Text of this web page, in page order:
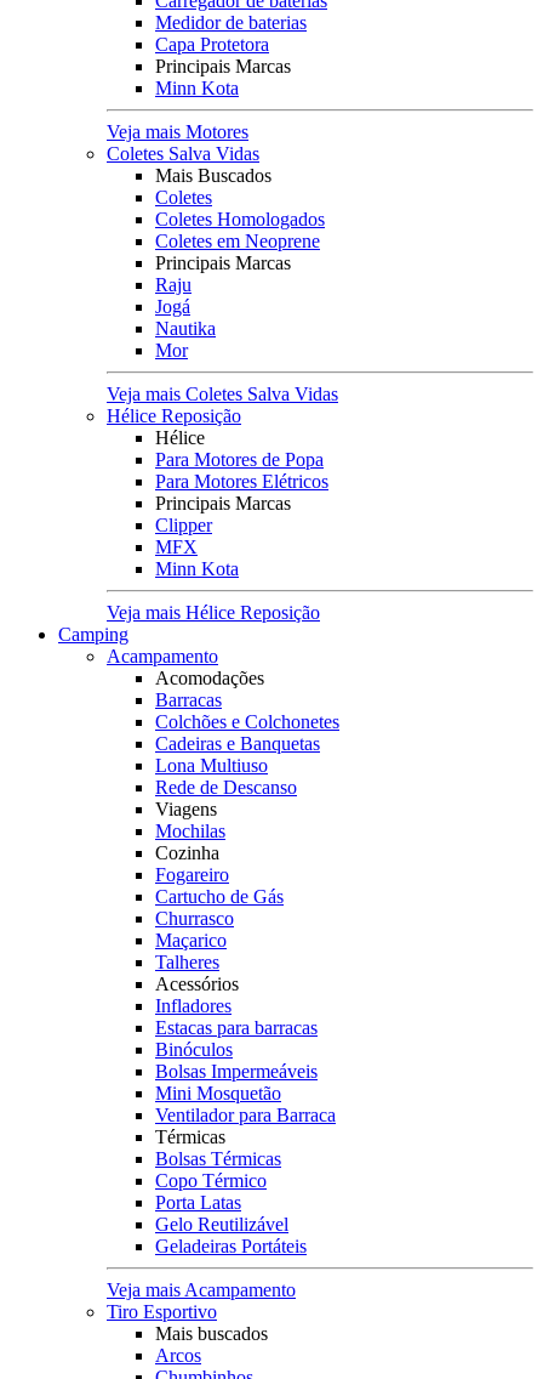
Medidor de baterias
Capa Protetora
Principais Marcas
Minn Kota
Veja mais Motores
Coletes Salva Vidas
Mais Buscados
Coletes
Coletes Homologados
Coletes em Neoprene
Principais Marcas
Raju
Jogá
Nautika
Mor
Veja mais Coletes Salva Vidas
Hélice Reposição
Hélice
Para Motores de Popa
Para Motores Elétricos
Principais Marcas
Clipper
MFX
Minn Kota
Veja mais Hélice Reposição
Camping
Acampamento
Acomodações
Barracas
Colchões e Colchonetes
Cadeiras e Banquetas
Lona Multiuso
Rede de Descanso
Viagens
Mochilas
Cozinha
Fogareiro
Cartucho de Gás
Churrasco
Maçarico
Talheres
Acessórios
Infladores
Estacas para barracas
Binóculos
Bolsas Impermeáveis
Mini Mosquetão
Ventilador para Barraca
Térmicas
Bolsas Térmicas
Copo Térmico
Porta Latas
Gelo Reutilizável
Geladeiras Portáteis
Veja mais Acampamento
Tiro Esportivo
Mais buscados
Arcos